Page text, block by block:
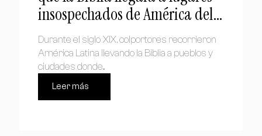
insospechados de América del
Sur”, Rubén del Ré
Durante el siglo XIX, colportores recorrieron
América Latina llevando la Biblia a pueblos y
ciudades donde...
Leer más